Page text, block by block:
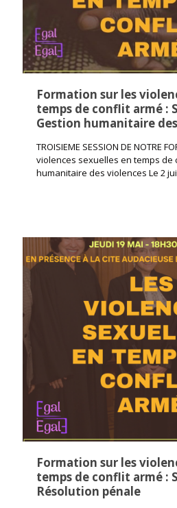
Formation sur les
temps de conflit armé :
Gestion humanitaire
TROISIEME SESSION DE NOTRE
violences sexuelles en temps de
humanitaire des violences Le 2
Formation sur les
temps de conflit armé :
Résolution pénale